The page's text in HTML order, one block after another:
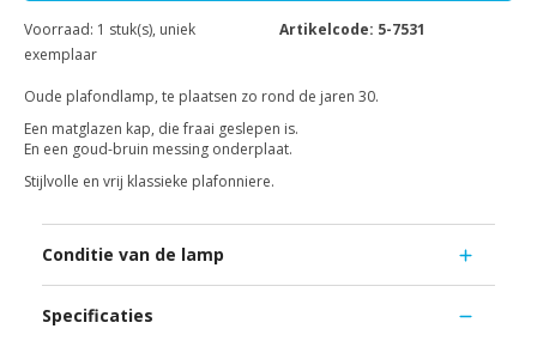
Voorraad: 1 stuk(s), uniek
exemplaar
Artikelcode: 5-7531
Oude plafondlamp, te plaatsen zo rond de jaren 30.
Een matglazen kap, die fraai geslepen is.
En een goud-bruin messing onderplaat.
Stijlvolle en vrij klassieke plafonniere.
Conditie van de lamp
Specificaties